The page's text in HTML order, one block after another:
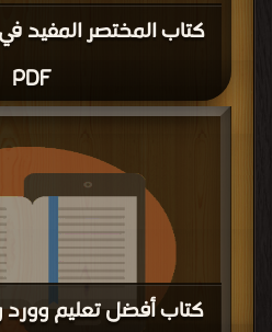
كتاب المختصر المفيد
PDF
كتاب أفضل تعليم